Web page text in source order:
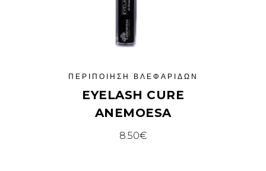
ΠΕΡΙΠΟΊΗΣΗ ΒΛΕΦΑΡΊΔΩΝ
EYELASH CURE
ANEMOESA
8.50€